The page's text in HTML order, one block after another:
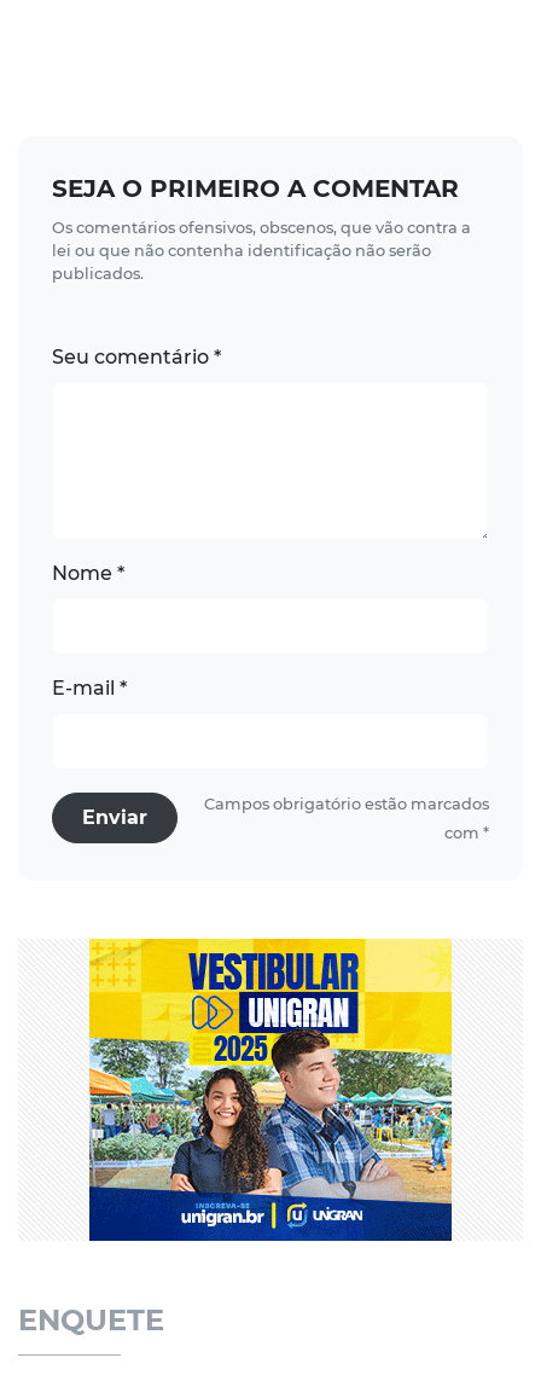
SEJA O PRIMEIRO A COMENTAR
Os comentários ofensivos, obscenos, que vão contra a
lei ou que não contenha identificação não serão
publicados.
Seu comentário *
Nome *
E-mail *
Enviar
Campos obrigatório estão marcados
com *
ENQUETE